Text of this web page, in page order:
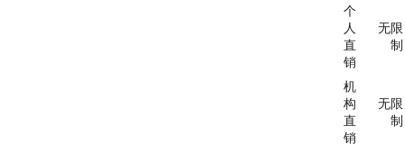
个
人
直
销
无限
制
机
构
直
销
无限
制